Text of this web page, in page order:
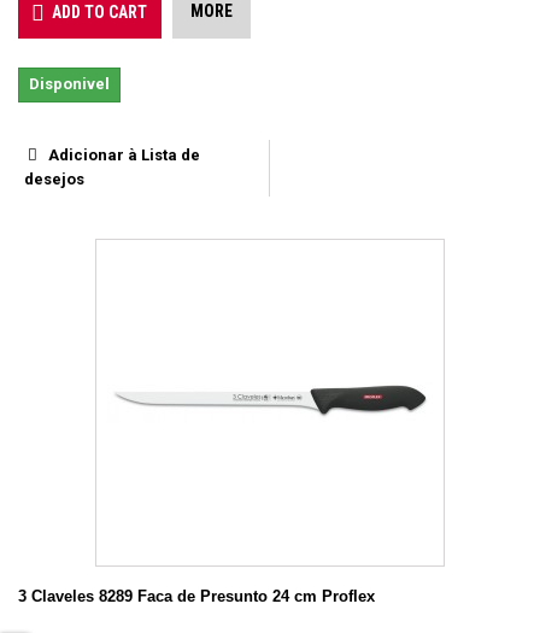
ADD TO CART MORE
Disponivel
Adicionar à Lista de
desejos
3 Claveles 8289 Faca de Presunto 24 cm Proflex